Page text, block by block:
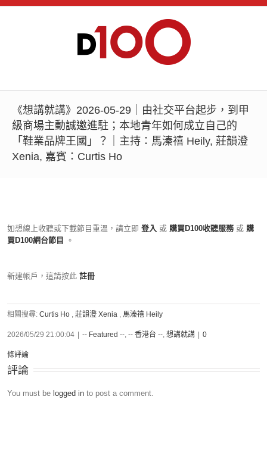
《想講就講》2026-05-29｜由社交平台起步，到甲
級商場主動誠邀進駐；本地青年如何成立自己的
「鞋業品牌王國」？｜主持：馬溱禧 Heily, 莊韻澄
Xenia, 嘉賓：Curtis Ho
如想線上收聽或下載節目重溫，請立即 登入 或 購買D100收聽服務 或 購
買D100網台節目
。
新建帳戶，這請按此 註冊
相關搜尋: Curtis Ho , 莊韻澄 Xenia , 馬溱禧 Heily
2026/05/29 21:00:04 -- Featured --, -- 香港台 --, 想講就講 0
條評論
評論
You must be logged in to post a comment.